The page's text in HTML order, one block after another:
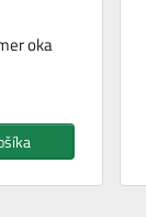
oka